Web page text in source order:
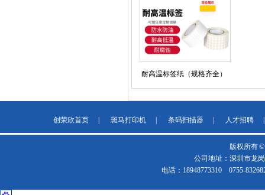
耐高温标签纸（规格齐全）
创荣欣首页 斑马打印机 条码扫描器 人才招聘
版权所有
公司地址：深圳市龙
电话：18948773310 0755-